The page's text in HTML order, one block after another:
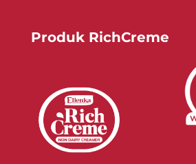
Produk RichCreme